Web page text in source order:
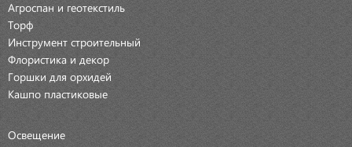
Агроспан и геотекстиль
Торф
Инструмент строительный
Флористика и декор
Горшки для орхидей
Кашпо пластиковые
Освещение